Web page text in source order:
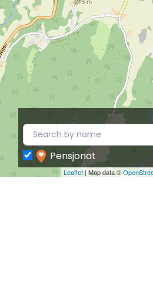
Leaflet| Map data ©
Pensjonat